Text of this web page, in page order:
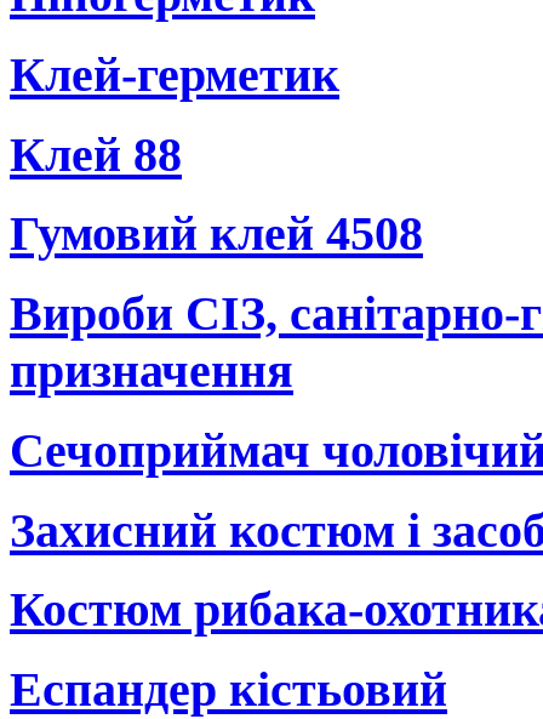
Клей-герметик
Клей 88
Гумовий клей 4508
Вироби СІЗ, санітарно-
призначення
Сечоприймач
Захисний костюм і
Костюм рибака-
Еспандер кістьовий